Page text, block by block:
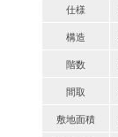
仕様
構造
階数
間取
敷地面積